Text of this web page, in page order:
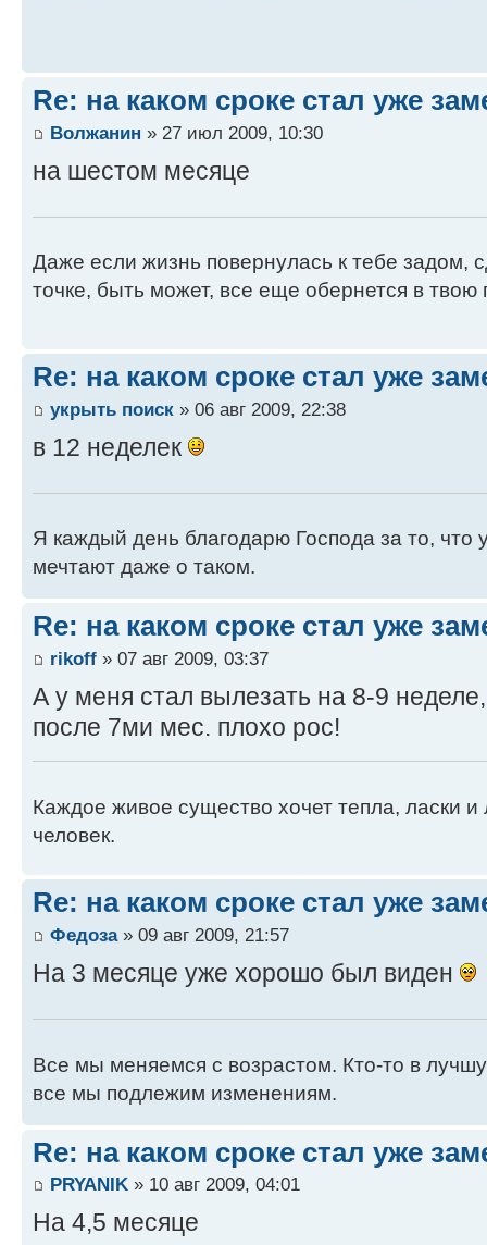
Re: на каком сроке стал уже
Волжанин » 27 июл 2009, 10:30
на шестом месяце
Даже если жизнь повернулась к тебе задом,
точке, быть может, все еще обернется в твою
Re: на каком сроке стал уже
укрыть поиск » 06 авг 2009, 22:38
в 12 неделек
Я каждый день благодарю Господа за то, что
мечтают даже о таком.
Re: на каком сроке стал уже
rikoff » 07 авг 2009, 03:37
А у меня стал вылезать на 8-9
после 7ми мес. плохо рос!
Каждое живое существо хочет тепла, ласки
человек.
Re: на каком сроке стал уже
Федоза» 09 авг 2009, 21:57
На 3 месяце уже хорошо был виден
Все мы меняемся с возрастом. Кто-то в
все мы подлежим изменениям.
Re: на каком сроке стал уже
PRYANIK » 10 авг 2009, 04:01
На 4,5 месяце